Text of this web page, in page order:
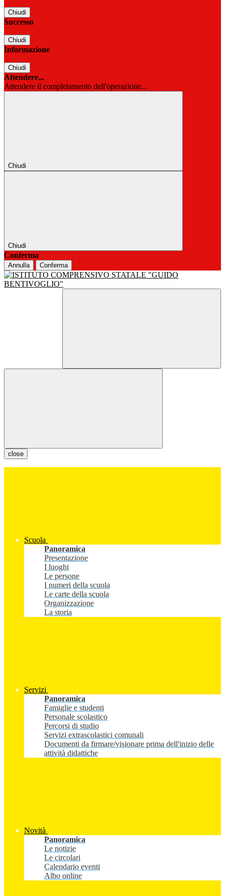
Chiudi
Successo
Chiudi
Informazione
Chiudi
Attendere...
Attendere il completamento dell'operazione...
Chiudi
Chiudi
Conferma
Annulla Conferma
close
Scuola
Panoramica
Presentazione
I luoghi
Le persone
I numeri della scuola
Le carte della scuola
Organizzazione
La storia
Servizi
Panoramica
Famiglie e studenti
Personale scolastico
Percorsi di studio
Servizi extrascolastici comunali
Documenti da firmare/visionare prima dell'inizio delle
attività didattiche
Novità
Panoramica
Le notizie
Le circolari
Calendario eventi
Albo online